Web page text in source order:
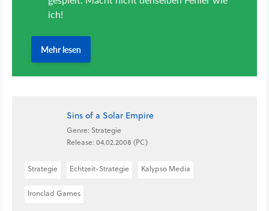
Sins of a Solar Empire
Genre: Strategie
Release: 04.02.2008 (PC)
Strategie Echtzeit-Strategie Kalypso Media
Ironclad Games